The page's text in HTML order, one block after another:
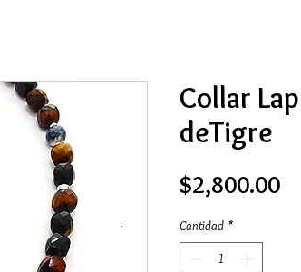
Collar
deTigre
$2,800.00
Cantidad *